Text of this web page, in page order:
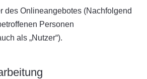
des Onlineangebotes (Nachfolgend
Personen
als „Nutzer“).